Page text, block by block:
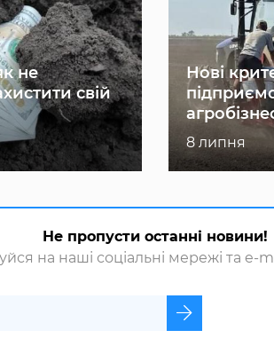
не
свій
Нові
8 липня
Не пропусти останні новини!
на наші соціальні мережі та e-